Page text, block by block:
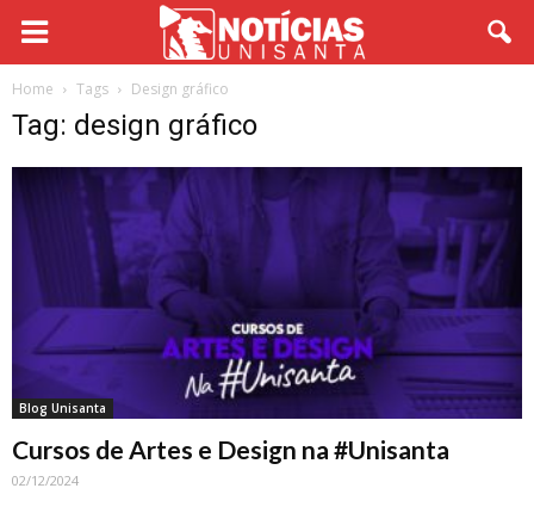
Home Tags Design gráfico
Tag: design gráfico
Blog Unisanta
Cursos de Artes e Design na #Unisanta
02/12/2024